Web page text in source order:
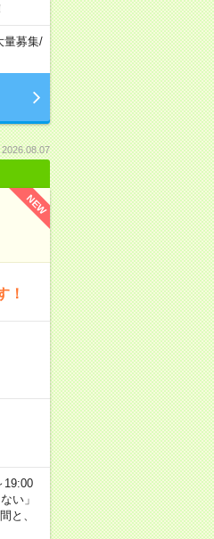
量募集/
NEW
！
19:00
い」
と、